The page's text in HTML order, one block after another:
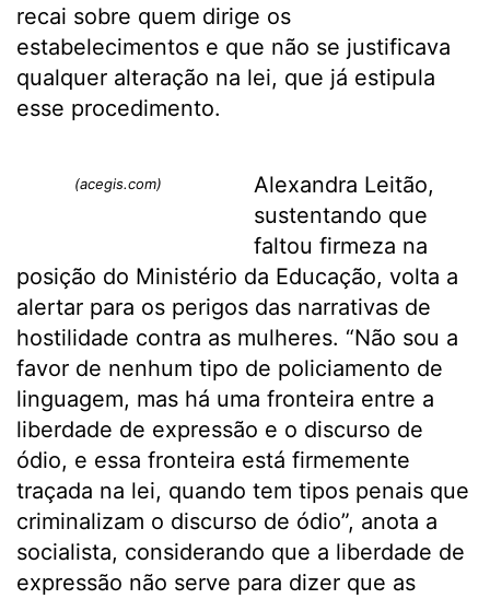
recai sobre quem dirige os
estabelecimentos e que não se justificava
qualquer alteração na lei, que já estipula
esse procedimento.
(acegis.com)
Alexandra Leitão,
sustentando que
faltou firmeza na
posição do Ministério da Educação, volta a
alertar para os perigos das narrativas de
hostilidade contra as mulheres. “Não sou a
favor de nenhum tipo de policiamento de
linguagem, mas há uma fronteira entre a
liberdade de expressão e o discurso de
ódio, e essa fronteira está firmemente
traçada na lei, quando tem tipos penais que
criminalizam o discurso de ódio”, anota a
socialista, considerando que a liberdade de
expressão não serve para dizer que as